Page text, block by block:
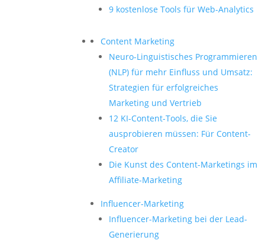
9 kostenlose Tools für Web-Analytics
Content Marketing
Neuro-Linguistisches Programmieren
(NLP) für mehr Einfluss und Umsatz:
Strategien für erfolgreiches
Marketing und Vertrieb
12 KI-Content-Tools, die Sie
ausprobieren müssen: Für Content-
Creator
Die Kunst des Content-Marketings im
Affiliate-Marketing
Influencer-Marketing
Influencer-Marketing bei der Lead-
Generierung